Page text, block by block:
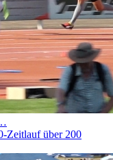
Zeitlauf über 200